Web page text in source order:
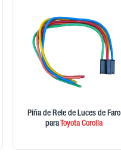
Piña de Rele de Luces de Faro
paraToyotaCorolla